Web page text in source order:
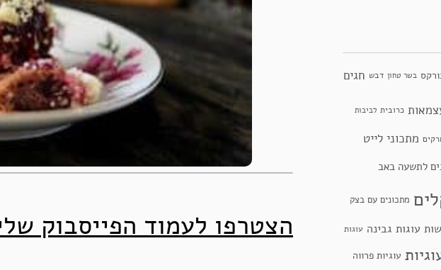
הצטרפו לעמוד הפייסבוק
בשר טחון דבש חגים
כרובית לביבות
מתכוני לייט
לתשעה באב
מתכונים עם בצק
עוגות גבינה עוגות
עוגיות פרווה